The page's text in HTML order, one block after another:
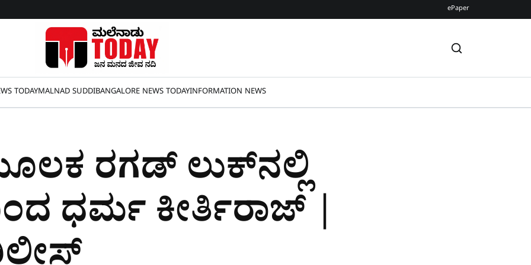
ePaper
TODAYMALNAD SUDDIBANGALORE NEWS TODAYINFORMATION NEWS
ರಗಡ್‌ ಲುಕ್‌ನಲ್ಲಿ
ಧರ್ಮ ಕೀರ್ತಿರಾಜ್‌ |